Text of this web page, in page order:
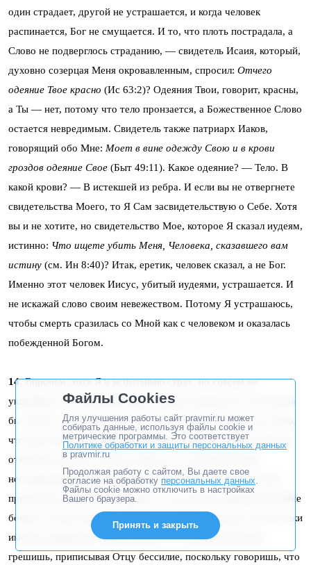
один страдает, другой не устрашается, и когда человек
распинается, Бог не смущается. И то, что плоть пострадала, а
Слово не подверглось страданию, — свидетель Исаия, который,
духовно созерцая Меня окровавленным, спросил: Отчего
одеяние Твое красно (Ис 63:2)? Одеяния Твои, говорит, красны,
а Ты — нет, потому что тело пронзается, а Божественное Слово
остается невредимым. Свидетель также патриарх Иаков,
говорящий обо Мне: Моет в вине одежду Свою и в крови
гроздов одеяние Свое (Быт 49:11). Какое одеяние? — Тело. В
какой крови? — В истекшей из ребра. И если вы не отвергнете
свидетельства Моего, то Я Сам засвидетельствую о Себе. Хотя
вы и не хотите, но свидетельство Мое, которое Я сказал иудеям,
истинно: Что ищете убить Меня, Человека, сказавшего вам
истину (см. Ин 8:40)? Итак, еретик, человек сказал, а не Бог.
Именно этот человек Иисус, убитый иудеями, устрашается. И
не искажай слово своим невежеством. Потому Я устрашаюсь,
чтобы смерть сразилась со Мной как с человеком и оказалась
побежденной Богом.
14. Впрочем, хотя Я и испытываю страх, но совсем не
уклоняюсь от страданий. Ведь если бы уклонился, то не сказал
бы:
Отче, если возможно, да минует чаша. Потому что знаю,
что для Отца нет ничего невозможного. Но если бы Я умолил
отклонить смерть, а Он не отвел ее, то получаются две
несообразности. Если бы Он не смог отклонить смерть или
предал бы смерти, не пощадив, то ты, еретик, приписал бы Мне
боязнь, а Отцу бессилие. Говоря, что Я устрашался, ты все-таки
имеешь извинение в Моей плоти, но ты непростительно
грешишь, приписывая Отцу бессилие, поскольку говоришь, что
Файлы Cookies
Для улучшения работы сайт pravmir.ru может
собирать данные, используя файлы cookie и
метрические программы. Это соответствует
Политике обработки и защиты персональных данных
в pravmir.ru
Продолжая работу с сайтом, Вы даете свое
согласие на обработку персональных данных.
Файлы cookie можно отключить в настройках
Вашего браузера.
Принять и закрыть